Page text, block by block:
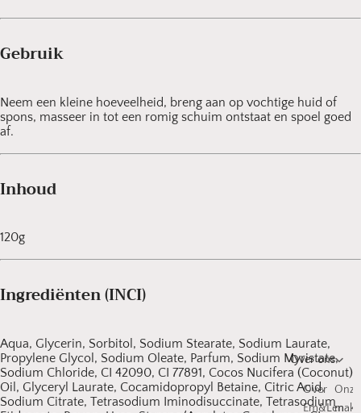
Over ons
Over
Em&Len
Onze
Gebruik
Neem een kleine hoeveelheid, breng aan op vochtige huid of
spons, masseer in tot een romig schuim ontstaat en spoel goed
af.
Inhoud
120g
Ingrediënten (INCI)
Aqua, Glycerin, Sorbitol, Sodium Stearate, Sodium Laurate,
Propylene Glycol, Sodium Oleate, Parfum, Sodium Myristate,
Sodium Chloride, CI 42090, CI 77891, Cocos Nucifera (Coconut)
Oil, Glyceryl Laurate, Cocamidopropyl Betaine, Citric Acid,
Sodium Citrate, Tetrasodium Iminodisuccinate, Tetrasodium